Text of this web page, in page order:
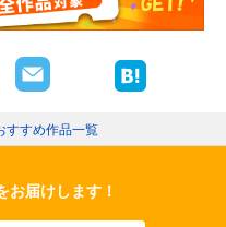
すすめ作品一覧
お届けします！